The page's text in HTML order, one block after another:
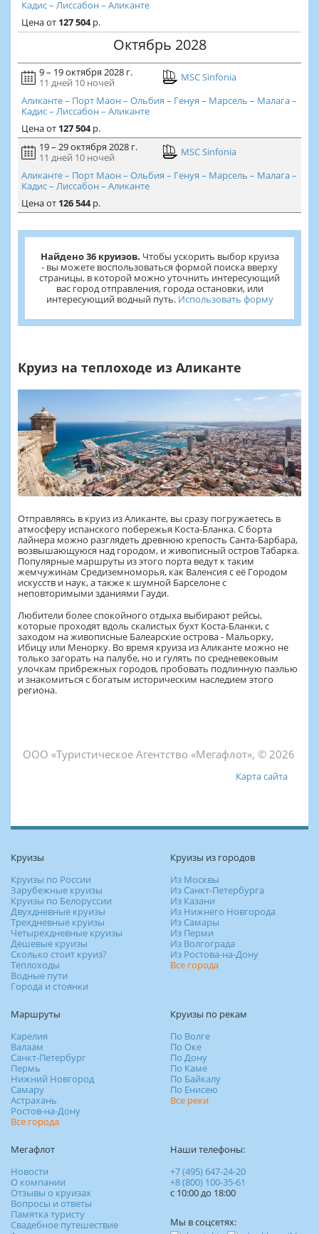
Кадис – Лиссабон – Аликанте
Ценаот 127 504р.
Октябрь 2028
9 – 19 октября 2028 г.
11 дней 10 ночей
MSC Sinfonia
Аликанте – Порт Маон – Ольбия – Генуя – Марсель – Малага –
Кадис – Лиссабон – Аликанте
Ценаот 127 504р.
19 – 29 октября 2028 г.
11 дней 10 ночей
MSC Sinfonia
Аликанте – Порт Маон – Ольбия – Генуя – Марсель – Малага –
Кадис – Лиссабон – Аликанте
Ценаот 126 544р.
Найдено 36 круизов. Чтобы ускорить выбор круиза
- вы можете воспользоваться формой поиска вверху
страницы, в которой можно уточнить интересующий
вас город отправления, города остановки, или
интересующий водный путь. Использовать форму
Круиз на теплоходе из Аликанте
Отправляясь в круиз из Аликанте, вы сразу погружаетесь в
атмосферу испанского побережья Коста-Бланка. С борта
лайнера можно разглядеть древнюю крепость Санта-Барбара,
возвышающуюся над городом, и живописный остров Табарка.
Популярные маршруты из этого порта ведут к таким
жемчужинам Средиземноморья, как Валенсия с её Городом
искусств и наук, а также к шумной Барселоне с
неповторимыми зданиями Гауди.
Любители более спокойного отдыха выбирают рейсы,
которые проходят вдоль скалистых бухт Коста-Бланки, с
заходом на живописные Балеарские острова - Мальорку,
Ибицу или Менорку. Во время круиза из Аликанте можно не
только загорать на палубе, но и гулять по средневековым
улочкам прибрежных городов, пробовать подлинную паэлью
и знакомиться с богатым историческим наследием этого
региона.
ООО «Туристическое Агентство «Мегафлот», © 2026
Карта сайта
Круизы
Круизы по России
Зарубежные круизы
Круизы по Белоруссии
Двухдневные круизы
Трехдневные круизы
Четырехдневные круизы
Дешевые круизы
Сколько стоит круиз?
Теплоходы
Водные пути
Города и стоянки
Круизы из городов
Из Москвы
Из Санкт-Петербурга
Из Казани
Из Нижнего Новгорода
Из Самары
Из Перми
Из Волгограда
Из Ростова-на-Дону
Все города
Маршруты
Карелия
Валаам
Санкт-Петербург
Пермь
Нижний Новгород
Самару
Астрахань
Ростов-на-Дону
Все города
Круизы по рекам
По Волге
По Оке
По Дону
По Каме
По Байкалу
По Енисею
Все реки
Мегафлот
Новости
О компании
Отзывы о круизах
Вопросы и ответы
Памятка туристу
Свадебное путешествие
Наши телефоны:
+7 (495) 647-24-20
+8 (800) 100-35-61
c 10:00 до 18:00
Мы в соцсетях: